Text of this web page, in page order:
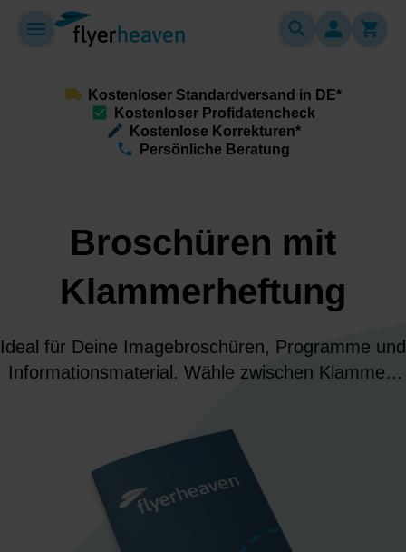
Kostenloser Standardversand in DE*
Kostenloser Profidatencheck
Kostenlose Korrekturen*
Persönliche Beratung
Broschüren mit
Klammerheftung
Ideal für Deine Imagebroschüren, Programme und
Informationsmaterial. Wähle zwischen Klammer-